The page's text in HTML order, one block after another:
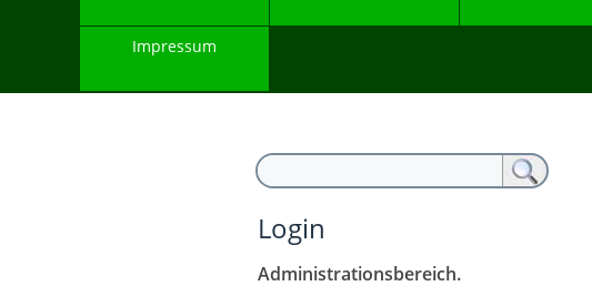
Impressum
Login
Administrationsbereich.